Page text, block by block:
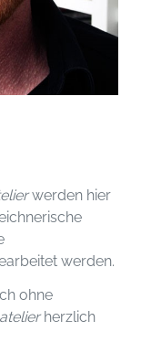
werden hier
werden.
ohne
herzlich